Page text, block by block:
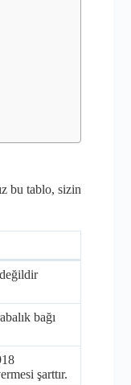
bu tablo, sizin
bağı
şarttır.